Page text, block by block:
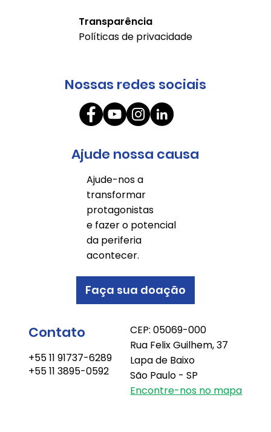
Nossas redes sociais
Ajude nossa causa
Ajude-nos a
transformar
protagonistas
e fazer o potencial
da periferia
acontecer.
Faça sua doação
Contato
+55 11 91737-6289
+55 11 3895-0592
CEP: 05069-000
Rua Felix Guilhem, 37
Lapa de Baixo
São Paulo - SP
Encontre-nos no mapa
Transparência
Políticas de privacidade